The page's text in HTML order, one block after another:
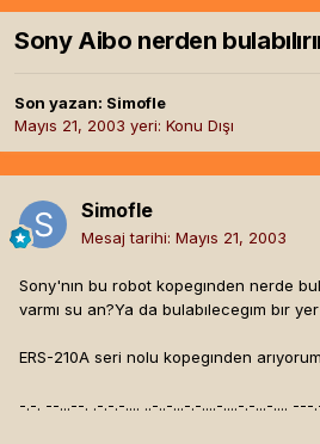
Sony Aibo nerden
Son yazan: Simofle
Mayıs 21, 2003 yeri: Konu Dışı
Simofle
Mesaj tarihi: Mayıs 21, 2003
Sony'nın bu robot kopegınden nerde
varmı su an?Ya da bulabılecegım bır yer
ERS-210A seri nolu kopegınden
-.-. --...--. .-.-.-.... ..-..-...-.-....-....-.-...-....